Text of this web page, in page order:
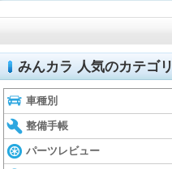
みんカラ 人気のカテゴリ
車種別
整備手帳
パーツレビュー